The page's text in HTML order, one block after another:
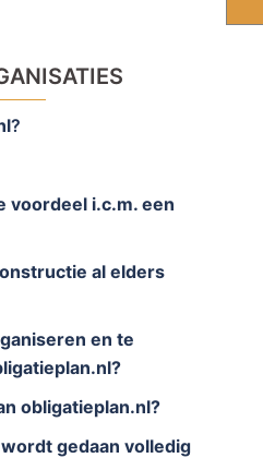
?
voordeel i.c.m. een
al elders
en te
obligatieplan.nl?
gedaan volledig